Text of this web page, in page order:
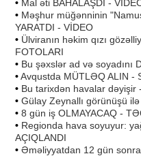
• Mal əti BAHALAŞDI -
• Məşhur müğənninin
YARATDI - VİDEO
• Ülviranın həkim qızı
FOTOLARI
• Bu şəxslər ad və
•Avqustda MÜTLƏQ ALIN -
• Bu tarixdən havalar dəyişir
• Gülay Zeynallı görünüşü
• 8 gün iş OLMAYACAQ -
• Regionda hava soyuyur:
AÇIQLANDI
• Əməliyyatdan 12 gün sonra